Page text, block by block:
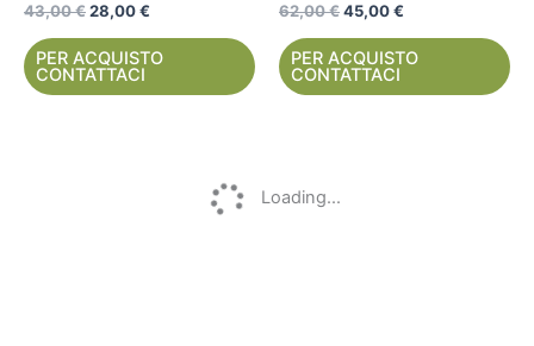
43,00€28,00€
PER ACQUISTO
CONTATTACI
62,00€45,00€
PER ACQUISTO
CONTATTACI
vendita!